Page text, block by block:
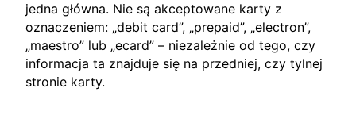
jedna główna. Nie są akceptowane karty z
oznaczeniem: „debit card”, „prepaid”, „electron”,
„maestro” lub „ecard” – niezależnie od tego, czy
informacja ta znajduje się na przedniej, czy tylnej
stronie karty.